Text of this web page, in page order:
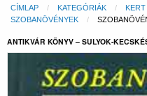
Morzsa
CÍMLAP KATEGÓRIÁK
SZOBANÖVÉNYEK
CURRENT:
ANTIKVÁR KÖNYV – SULYOK-